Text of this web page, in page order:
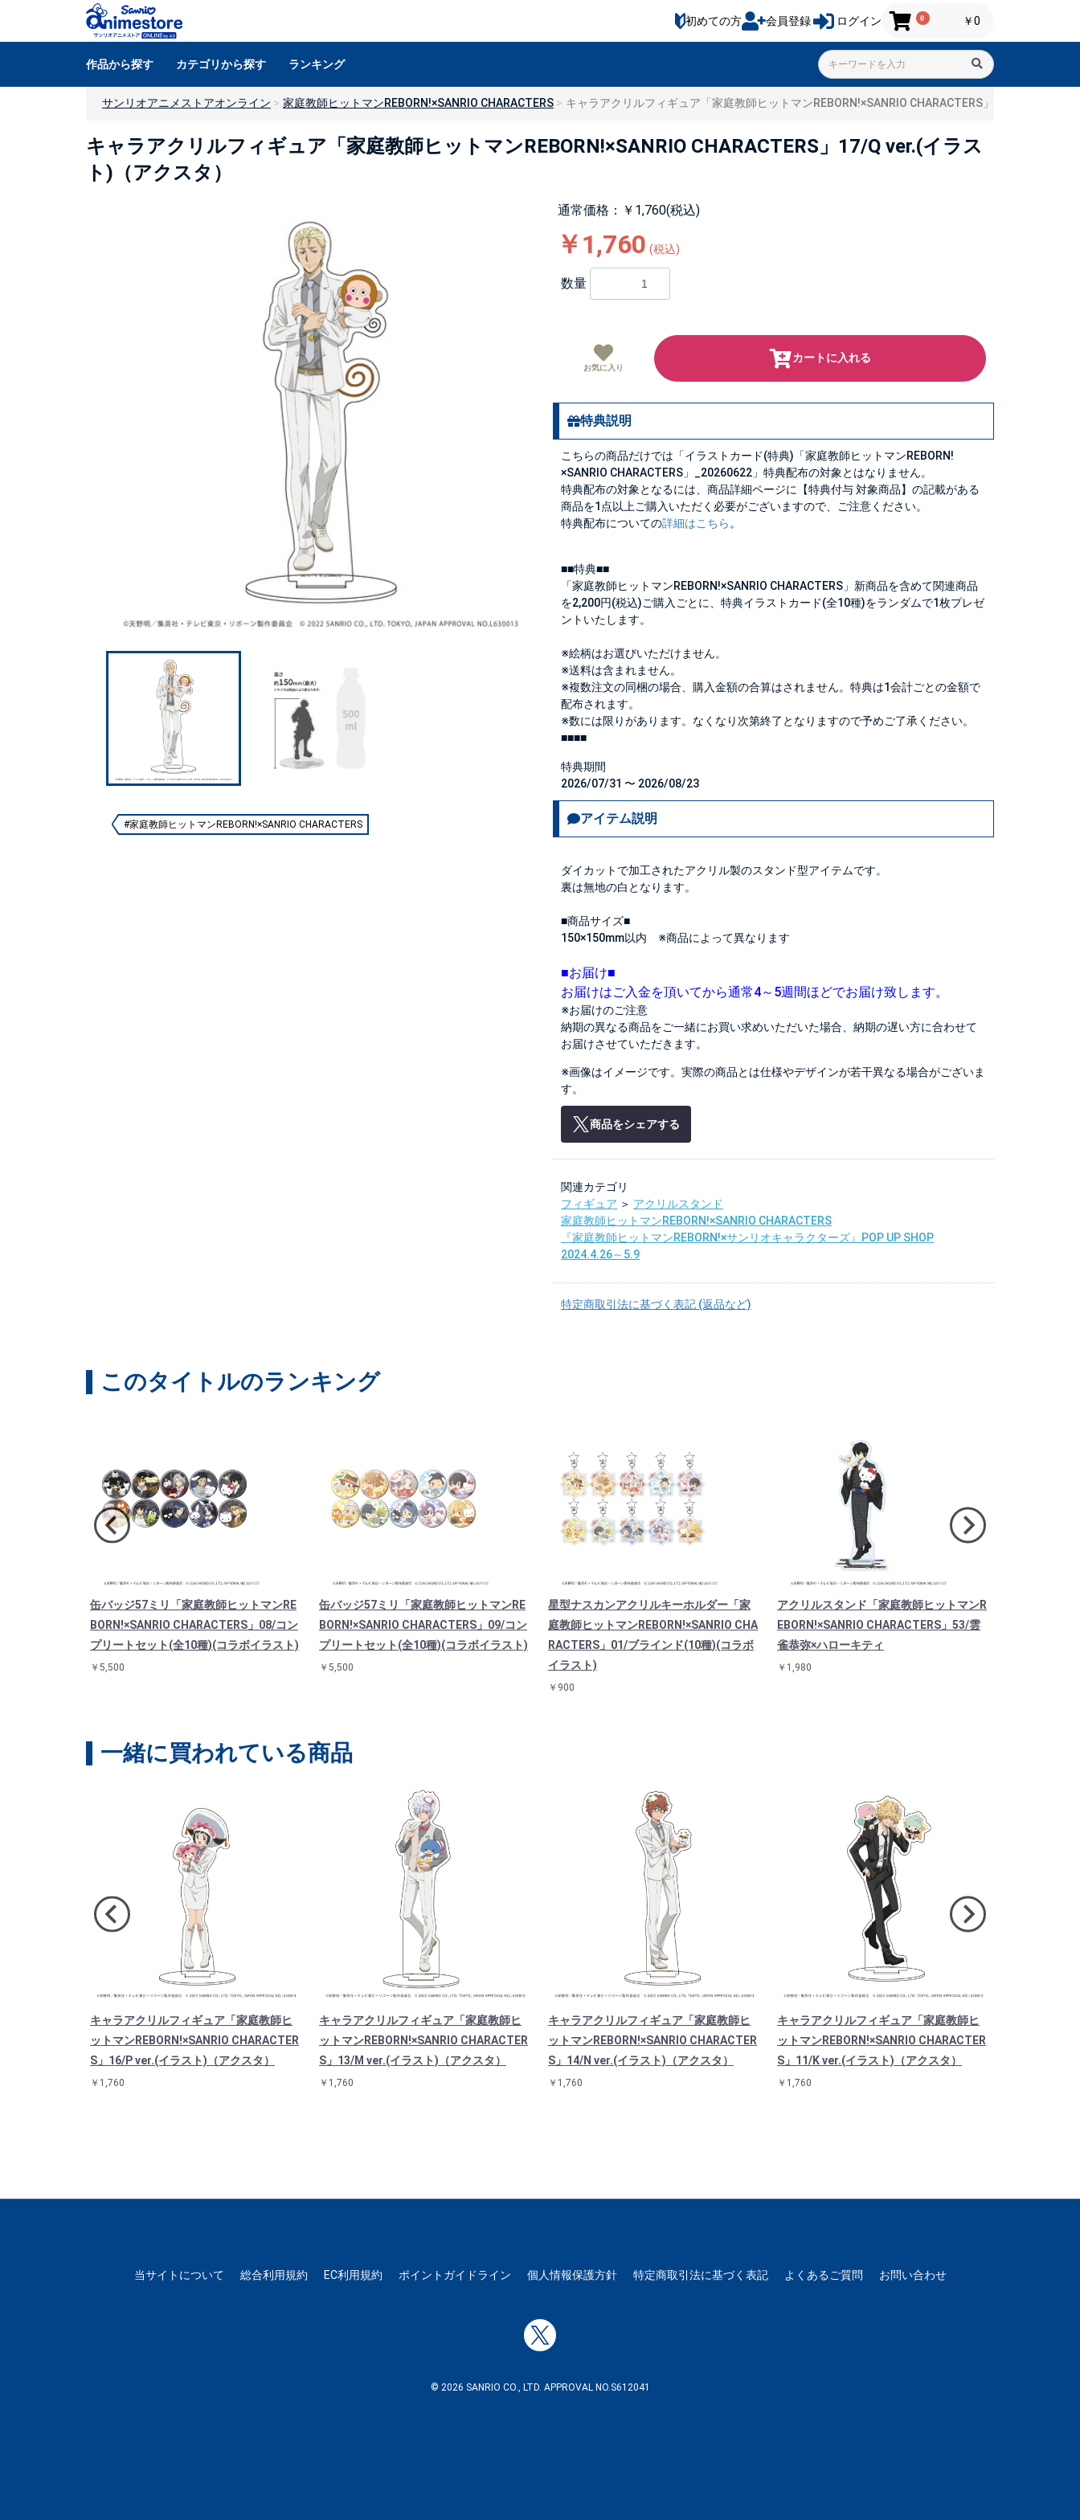
初めての方 会員登録 ログイン 0 ￥0
作品から探す カテゴリから探す ランキング
サンリオアニメストアオンライン 家庭教師ヒットマンREBORN!×SANRIO CHARACTERS キャラアクリルフィギュア「家庭教師ヒットマンREBORN!×SANRIO CHARACTERS」17/Q ver.(イラ
キャラアクリルフィギュア「家庭教師ヒットマンREBORN!×SANRIO CHARACTERS」17/Q ver.(イラス
ト)（アクスタ）
#家庭教師ヒットマンREBORN!×SANRIO CHARACTERS
通常価格：￥1,760(税込)
￥1,760 (税込)
お気に入り
カートに入れる
数量
特典説明
こちらの商品だけでは「イラストカード(特典)「家庭教師ヒットマンREBORN!
×SANRIO CHARACTERS」_20260622」特典配布の対象とはなりません。
特典配布の対象となるには、商品詳細ページに【特典付与 対象商品】の記載がある
商品を1点以上ご購入いただく必要がございますので、ご注意ください。
特典配布についての詳細はこちら 。
■■特典■■
「家庭教師ヒットマンREBORN!×SANRIO CHARACTERS」新商品を含めて関連商品
を2,200円(税込)ご購入ごとに、特典イラストカード(全10種)をランダムで1枚プレゼ
ントいたします。
※絵柄はお選びいただけません。
※送料は含まれません。
※複数注文の同梱の場合、購入金額の合算はされません。特典は1会計ごとの金額で
配布されます。
※数には限りがあります。なくなり次第終了となりますので予めご了承ください。
■■■■
特典期間
2026/07/31 〜 2026/08/23
アイテム説明
ダイカットで加工されたアクリル製のスタンド型アイテムです。
裏は無地の白となります。
■商品サイズ■
150×150mm以内 ※商品によって異なります
■お届け■
お届けはご入金を頂いてから通常4～5週間ほどでお届け致します。
※お届けのご注意
納期の異なる商品をご一緒にお買い求めいただいた場合、納期の遅い方に合わせて
お届けさせていただきます。
※画像はイメージです。実際の商品とは仕様やデザインが若干異なる場合がございま
す。
商品をシェアする
関連カテゴリ
フィギュア ＞ アクリルスタンド
家庭教師ヒットマンREBORN!×SANRIO CHARACTERS
『家庭教師ヒットマンREBORN!×サンリオキャラクターズ』POP UP SHOP
2024.4.26～5.9
特定商取引法に基づく表記 (返品など)
このタイトルのランキング
缶バッジ57ミリ「家庭教師ヒットマンRE
BORN!×SANRIO CHARACTERS」08/コン
プリートセット(全10種)(コラボイラスト)
￥5,500
缶バッジ57ミリ「家庭教師ヒットマンRE
BORN!×SANRIO CHARACTERS」09/コン
プリートセット(全10種)(コラボイラスト)
￥5,500
星型ナスカンアクリルキーホルダー「家
庭教師ヒットマンREBORN!×SANRIO CHA
RACTERS」01/ブラインド(10種)(コラボ
イラスト)
￥900
アクリルスタンド「家庭教師ヒットマンR
EBORN!×SANRIO CHARACTERS」53/雲
雀恭弥×ハローキティ
￥1,980
一緒に買われている商品
キャラアクリルフィギュア「家庭教師ヒ
ットマンREBORN!×SANRIO CHARACTER
S」16/P ver.(イラスト)（アクスタ）
￥1,760
キャラアクリルフィギュア「家庭教師ヒ
ットマンREBORN!×SANRIO CHARACTER
S」13/M ver.(イラスト)（アクスタ）
￥1,760
キャラアクリルフィギュア「家庭教師ヒ
ットマンREBORN!×SANRIO CHARACTER
S」14/N ver.(イラスト)（アクスタ）
￥1,760
キャラアクリルフィギュア「家庭教師ヒ
ットマンREBORN!×SANRIO CHARACTER
S」11/K ver.(イラスト)（アクスタ）
￥1,760
当サイトについて 総合利用規約 EC利用規約 ポイントガイドライン 個人情報保護方針 特定商取引法に基づく表記 よくあるご質問 お問い合わせ
© 2026 SANRIO CO., LTD. APPROVAL NO.S612041